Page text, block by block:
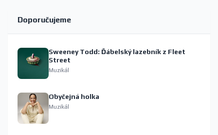
Doporučujeme
Sweeney Todd: Ďábelský lazebník z Fleet
Street
Muzikál
Obyčejná holka
Muzikál